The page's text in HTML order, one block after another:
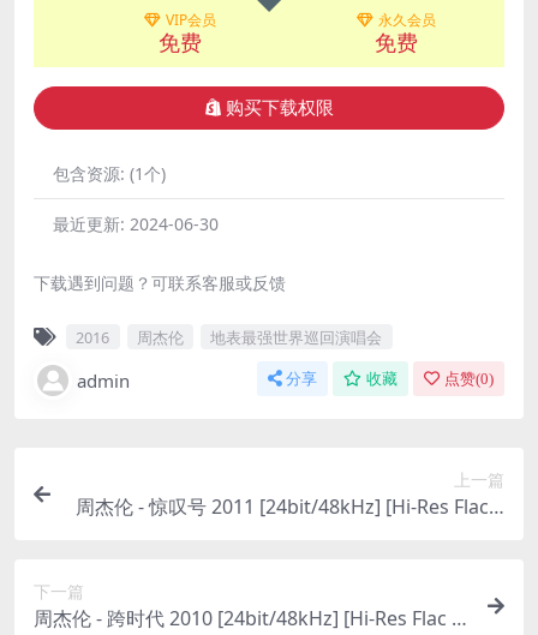
VIP会员
免费
永久会员
免费
购买下载权限
包含资源: (1个)
最近更新: 2024-06-30
下载遇到问题？可联系客服或反馈
2016 周杰伦 地表最强世界巡回演唱会
admin 分享 收藏 点赞(0)
上一篇
周杰伦 - 惊叹号 2011 [24bit/48kHz] [Hi-Res Flac 4
下一篇
周杰伦 - 跨时代 2010 [24bit/48kHz] [Hi-Res Flac 5